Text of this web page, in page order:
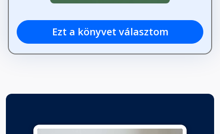
Ezt a könyvet választom